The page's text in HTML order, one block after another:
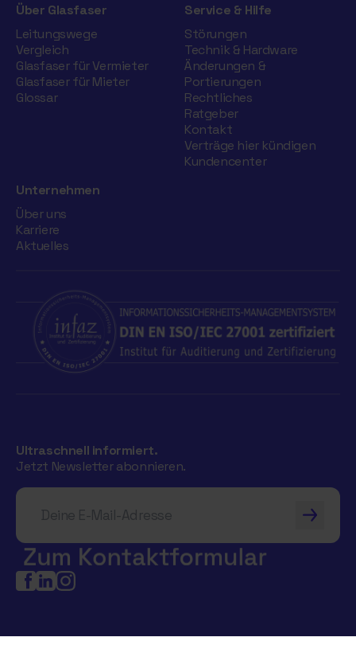
Über Glasfaser
Leitungswege
Vergleich
Glasfaser für Vermieter
Glasfaser für Mieter
Glossar
Service & Hilfe
Störungen
Technik & Hardware
Änderungen &
Portierungen
Rechtliches
Ratgeber
Kontakt
Verträge hier kündigen
Kundencenter
Unternehmen
Über uns
Karriere
Aktuelles
Ultraschnell informiert.
Jetzt Newsletter abonnieren.
Deine E-Mail-Adresse